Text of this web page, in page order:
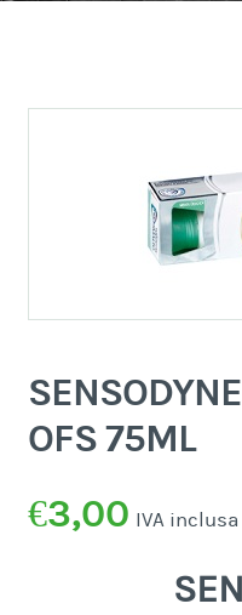
OFS 75ML
€3,00 IVA inclusa